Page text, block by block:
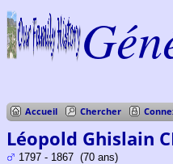
Accueil Chercher
Léopold Ghislain
1797 - 1867 (70 ans)